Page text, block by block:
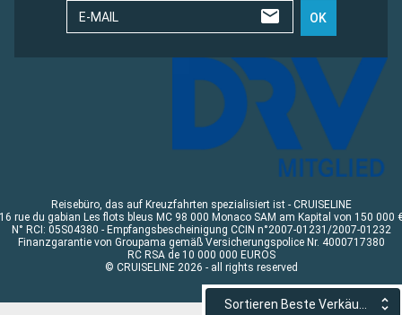
E-MAIL OK
Reisebüro, das auf Kreuzfahrten spezialisiert ist - CRUISELINE
rue du gabian Les flots bleus MC 98 000 Monaco SAM am Kapital von 150 000
N° RCI: 05S04380 - Empfangsbescheinigung CCIN n°2007-01231/2007-01232
Finanzgarantie von Groupama gemäß Versicherungspolice Nr. 4000717380
RC RSA de 10 000 000 EUROS
© CRUISELINE 2026 - all rights reserved